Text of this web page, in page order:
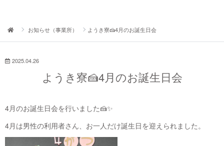
お知らせ（事業所） ようき寮🍰4月のお誕生日会
2025.04.26
ようき寮🍰4月のお誕生日会
4月のお誕生日会を行いました🍰✨
4月は男性の利用者さん、お一人だけ誕生日を迎えられました。